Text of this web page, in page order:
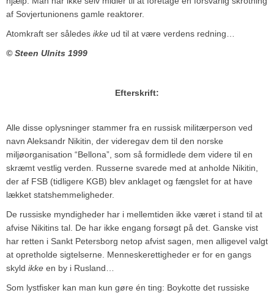
af Sovjertunionens gamle reaktorer.
Atomkraft ser således ikke ud til at være verdens redning…
© Steen Ulnits 1999
Efterskrift:
Alle disse oplysninger stammer fra en russisk militærperson ved
navn Aleksandr Nikitin, der videregav dem til den norske
miljøorganisation “Bellona”, som så formidlede dem videre til en
skræmt vestlig verden. Russerne svarede med at anholde Nikitin,
der af FSB (tidligere KGB) blev anklaget og fængslet for at have
lækket statshemmeligheder.
De russiske myndigheder har i mellemtiden ikke været i stand til at
afvise Nikitins tal. De har ikke engang forsøgt på det. Ganske vist
har retten i Sankt Petersborg netop afvist sagen, men alligevel valgt
at opretholde sigtelserne. Menneskerettigheder er for en gangs
skyld ikke en by i Rusland…
Som lystfisker kan man kun gøre én ting: Boykotte det russiske